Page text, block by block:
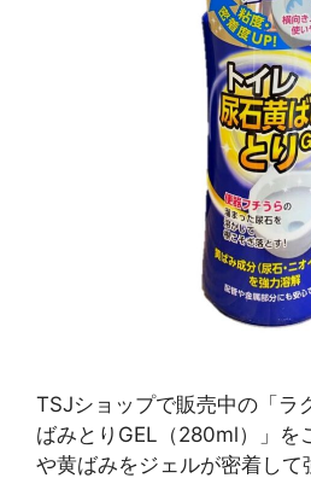
TSJショップで販売中の「ラ
ばみとりGEL（280ml）」を
や黄ばみをジェルが密着して